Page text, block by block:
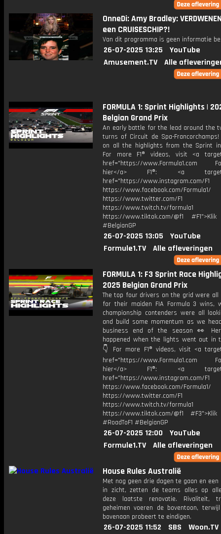
OnneDi: Amy Bradley:
een CRUISESCHIP?!
Van dit programma is geen informatie
26-07-2025 13:25
YouTube
Amusement.TV
Alle
FORMULA 1: Sprint Highlights |
Belgian Grand Prix
An early battle for the lead around the
turns of Circuit de Spa-
on all the highlights from the Sprint in
For more F1® videos, visit <a
href="https://www.Formula1.com
hier</a> F1®: <a
href="https://www.instagram.com/F1
https://www.facebook.com/Formula1/
https://www.twitter.com/F1
https://www.twitch.tv/formula1
https://www.tiktok.com/@f1
#BelgianGP
26-07-2025 13:05
YouTube
Formule1.TV
Alle afleveringen
FORMULA 1: F3 Sprint Race
2025 Belgian Grand Prix
The top four drivers on the grid were all
for their maiden FIA Formula 3 wins,
championship contenders were all
and build some momentum as we
business end of the season 👀
happened when the lights went out in
👇 For more F1® videos, visit <a
href="https://www.Formula1.com
hier</a> F1®: <a
href="https://www.instagram.com/F1
https://www.facebook.com/Formula1/
https://www.twitter.com/F1
https://www.twitch.tv/formula1
https://www.tiktok.com/@f1
#RoadToF1 #BelgianGP
26-07-2025 12:00
YouTube
Formule1.TV
Alle afleveringen
House Rules Australië
Met nog geen drie dagen te gaan en
in zicht, zetten de teams alles op
deze laatste renovatie. Rivaliteit,
geheimen voeren de boventoon,
bovenaan probeert te eindigen.
26-07-2025 11:52 SBS
Woon.TV